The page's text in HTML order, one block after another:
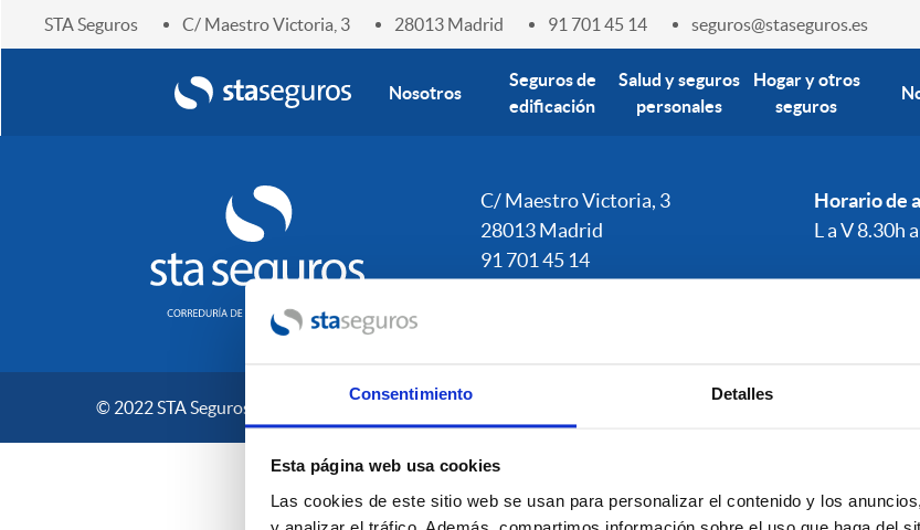
Consentimiento Detalles
Esta página web usa cookies
Las cookies de este sitio web se usan para personalizar el contenido y los
STA Seguros C/ Maestro Victoria, 3 28013 Madrid 91 701 45 14 seguros@staseguros.es
Navegación
Enlace home Nosotros
Seguros de
edificación
Salud y seguros
personales
Hogar y otros
seguros
C/ Maestro Victoria, 3
28013 Madrid
91 701 45 14
Horario de
L a V 8.30h
© 2022 STA Seguros